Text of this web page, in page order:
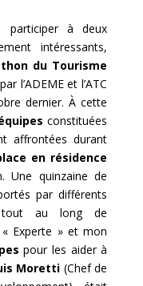
participer à deux
intéressants,
du Tourisme
l’ADEME et l’ATC
dernier. À cette
constituées
affrontées durant
en résidence
Une quinzaine de
par différents
tout au long de
« Experte » et mon
pour les aider à
Moretti (Chef de